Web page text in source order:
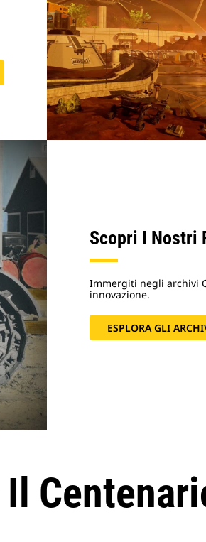
Scopri I Nostri
Immergiti negli archivi
innovazione.
ESPLORA GLI